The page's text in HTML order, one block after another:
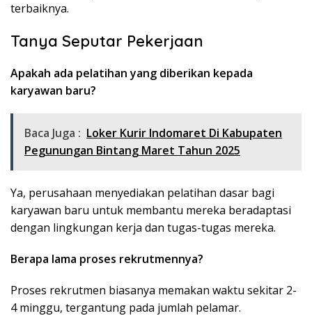
terbaiknya.
Tanya Seputar Pekerjaan
Apakah ada pelatihan yang diberikan kepada
karyawan baru?
Baca Juga : Loker Kurir Indomaret Di Kabupaten
Pegunungan Bintang Maret Tahun 2025
Ya, perusahaan menyediakan pelatihan dasar bagi
karyawan baru untuk membantu mereka beradaptasi
dengan lingkungan kerja dan tugas-tugas mereka.
Berapa lama proses rekrutmennya?
Proses rekrutmen biasanya memakan waktu sekitar 2-
4 minggu, tergantung pada jumlah pelamar.